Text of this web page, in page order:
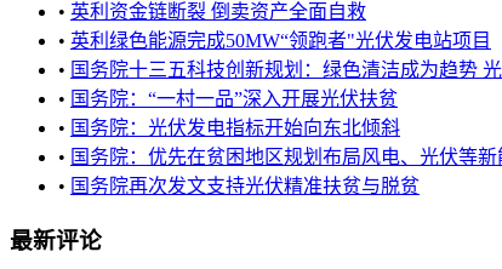
• 英利资金链断裂 倒卖资产全面自救
• 英利绿色能源完成50MW“领跑者"光伏发电站项目
• 国务院十三五科技创新规划：绿色清洁成为趋势
• 国务院：“一村一品”深入开展光伏扶贫
• 国务院：光伏发电指标开始向东北倾斜
• 国务院：优先在贫困地区规划布局风电、光伏等新
• 国务院再次发文支持光伏精准扶贫与脱贫
最新评论